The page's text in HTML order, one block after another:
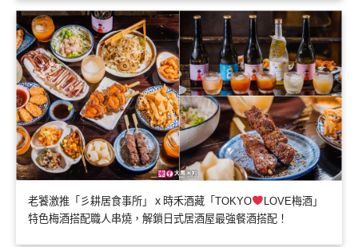
老饕激推「彡耕居食事所」ｘ時禾酒藏「TOKYO
LOVE梅酒」
特色梅酒搭配職人串燒，解鎖日式居酒屋最強餐酒搭配！